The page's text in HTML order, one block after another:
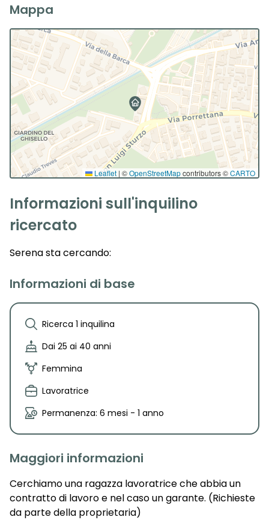
Mappa
Leaflet | ©OpenStreetMapcontributors ©CARTO
Informazioni sull'inquilino
ricercato
Serenasta cercando:
Informazioni di base
Ricerca 1 inquilina
Dai 25 ai 40 anni
Femmina
Lavoratrice
Permanenza: 6 mesi - 1 anno
Maggiori informazioni
Cerchiamo una ragazza lavoratrice che abbia un
contratto di lavoro e nel caso un garante. (Richieste
da parte della proprietaria)